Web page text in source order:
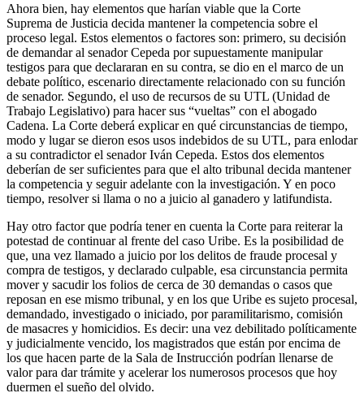
Ahora bien, hay elementos que harían viable que la Corte
Suprema de Justicia decida mantener la competencia sobre el
proceso legal. Estos elementos o factores son: primero, su decisión
de demandar al senador Cepeda por supuestamente manipular
testigos para que declararan en su contra, se dio en el marco de un
debate político, escenario directamente relacionado con su función
de senador. Segundo, el uso de recursos de su UTL (Unidad de
Trabajo Legislativo) para hacer sus “vueltas” con el abogado
Cadena. La Corte deberá explicar en qué circunstancias de tiempo,
modo y lugar se dieron esos usos indebidos de su UTL, para enlodar
a su contradictor el senador Iván Cepeda. Estos dos elementos
deberían de ser suficientes para que el alto tribunal decida mantener
la competencia y seguir adelante con la investigación. Y en poco
tiempo, resolver si llama o no a juicio al ganadero y latifundista.
Hay otro factor que podría tener en cuenta la Corte para reiterar la
potestad de continuar al frente del caso Uribe. Es la posibilidad de
que, una vez llamado a juicio por los delitos de fraude procesal y
compra de testigos, y declarado culpable, esa circunstancia permita
mover y sacudir los folios de cerca de 30 demandas o casos que
reposan en ese mismo tribunal, y en los que Uribe es sujeto procesal,
demandado, investigado o iniciado, por paramilitarismo, comisión
de masacres y homicidios. Es decir: una vez debilitado políticamente
y judicialmente vencido, los magistrados que están por encima de
los que hacen parte de la Sala de Instrucción podrían llenarse de
valor para dar trámite y acelerar los numerosos procesos que hoy
duermen el sueño del olvido.